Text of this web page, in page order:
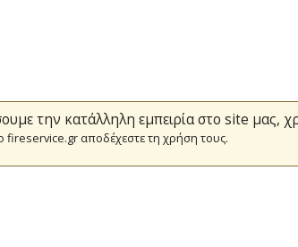
την κατάλληλη εμπειρία στο site μας,
fireservice.gr αποδέχεστε τη χρήση τους.